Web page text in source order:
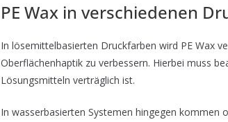
PE Wax in verschiedenen
In lösemittelbasierten Druckfarben wird PE Wax
Oberflächenhaptik zu verbessern. Hierbei muss
Lösungsmitteln verträglich ist.
In wasserbasierten Systemen hingegen kommen